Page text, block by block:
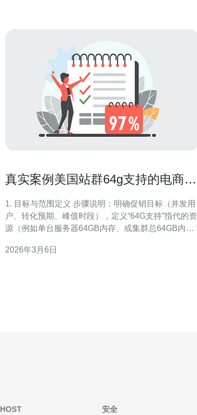
真实案例美国站群64g支持的电商促
1. 目标与范围定义 步骤说明：明确促销目标（并发用
户、转化预期、峰值时段），定义“64G支持”指代的资
源（例如单台服务器64GB内存、或集群总64GB内
（99.9%可用、响应时间P95 < 1.5s、错误率 <
2026年3月6日
HOST 安全